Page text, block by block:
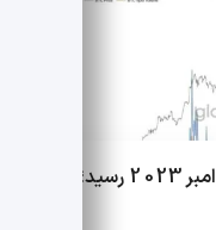
حجم معاملات اسپات به کف از نوامبر 2023 رسید؛